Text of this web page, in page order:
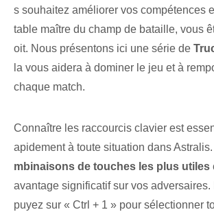
s souhaitez améliorer vos compétences
table maître du champ de bataille, vous
oit. Nous présentons ici une‌ série de⁣
la vous aidera à dominer le jeu et à
chaque match.
Connaître les raccourcis clavier est
apidement à toute situation dans
mbinaisons de touches les plus utiles
avantage significatif⁤ sur vos
puyez sur « Ctrl + 1 » pour sélectionner